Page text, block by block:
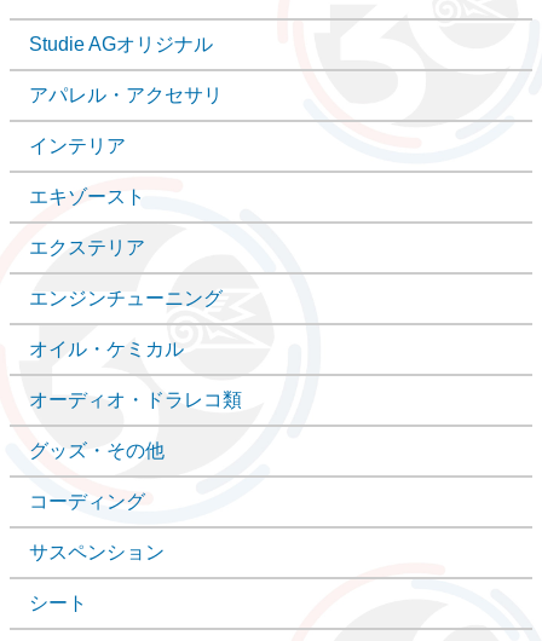
Studie AGオリジナル
アパレル・アクセサリ
インテリア
エキゾースト
エクステリア
エンジンチューニング
オイル・ケミカル
オーディオ・ドラレコ類
グッズ・その他
コーディング
サスペンション
シート